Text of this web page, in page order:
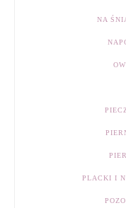
NA
PLACKI I